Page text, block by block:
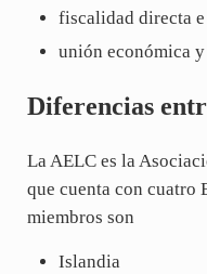
fiscalidad directa
unión económica
Diferencias
La AELC es la
que cuenta con cuatro
miembros son
Islandia